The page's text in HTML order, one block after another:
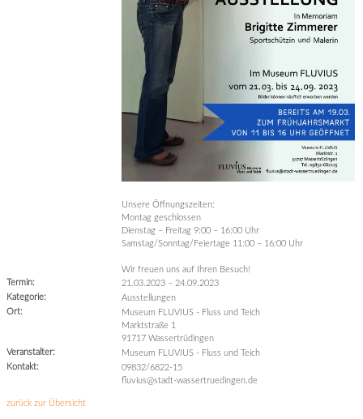
Unsere Öffnungszeiten:
Montag geschlossen
Dienstag – Freitag 9:00 – 16:00 Uhr
Samstag/Sonntag/Feiertage 11:00 – 16:00 Uhr
Wir freuen uns auf Ihren Besuch!
Termin:
21.03.2023 –24.09.2023
Kategorie:
Ausstellungen
Ort:
Museum FLUVIUS - Fluss und Teich
Marktstraße 1
91717 Wassertrüdingen
Veranstalter:
Museum FLUVIUS - Fluss und Teich
Kontakt:
09832/6822-15
fluvius@stadt-wassertruedingen.de
zurück zur Übersicht